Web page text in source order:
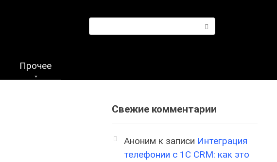
Прочее
Свежие комментарии
Аноним к записи Интеграция
телефонии с 1С CRM: как это